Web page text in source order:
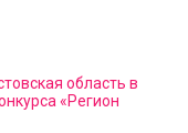
область в
«Регион